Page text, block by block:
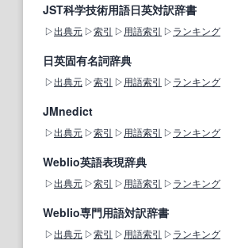
JST科学技術用語日英対訳辞書
出典元 索引 用語索引 ランキング
日英固有名詞辞典
出典元 索引 用語索引 ランキング
JMnedict
出典元 索引 用語索引 ランキング
Weblio英語表現辞典
出典元 索引 用語索引 ランキング
Weblio専門用語対訳辞書
出典元 索引 用語索引 ランキング